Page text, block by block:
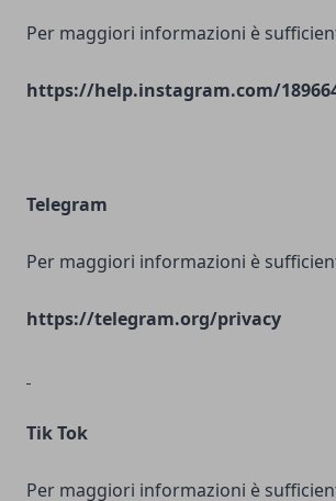
Per maggiori informazioni è
https://help.instagram.com/
Telegram
Per maggiori informazioni è
https://telegram.org/privacy
Tik Tok
Per maggiori informazioni è